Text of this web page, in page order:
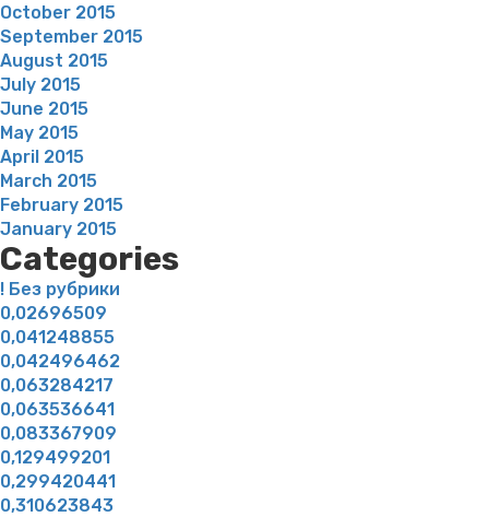
October 2015
September 2015
August 2015
July 2015
June 2015
May 2015
April 2015
March 2015
February 2015
January 2015
Categories
! Без рубрики
0,02696509
0,041248855
0,042496462
0,063284217
0,063536641
0,083367909
0,129499201
0,299420441
0,310623843